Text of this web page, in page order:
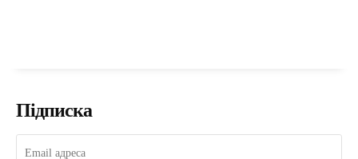
Підписка